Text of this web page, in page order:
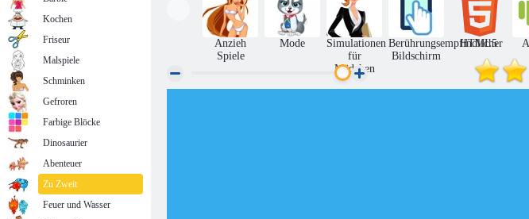
Lässige
Kleidungsmode
Anzieh
Spiele
Mode
Simulationen
für
Mädchen
Berührungsempfindlicher
Bildschirm
HTML5
Kochen
Friseur
Malspiele
Schminken
Gefroren
Farbige Blöcke
Dinosaurier
Abenteuer
Zu Zweit
Feuer und Wasser